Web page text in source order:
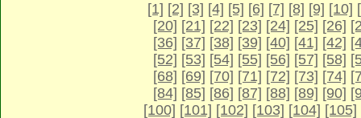
[1] [2] [3] [4] [5] [6] [7] [8] [9] [10]
[20] [21] [22] [23] [24] [25] [26]
[36] [37] [38] [39] [40] [41] [42]
[52] [53] [54] [55] [56] [57] [58]
[68] [69] [70] [71] [72] [73] [74]
[84] [85] [86] [87] [88] [89] [90]
[100] [101] [102] [103] [104] [105]